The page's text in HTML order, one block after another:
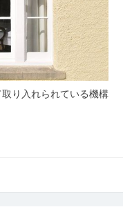
り入れられている機構